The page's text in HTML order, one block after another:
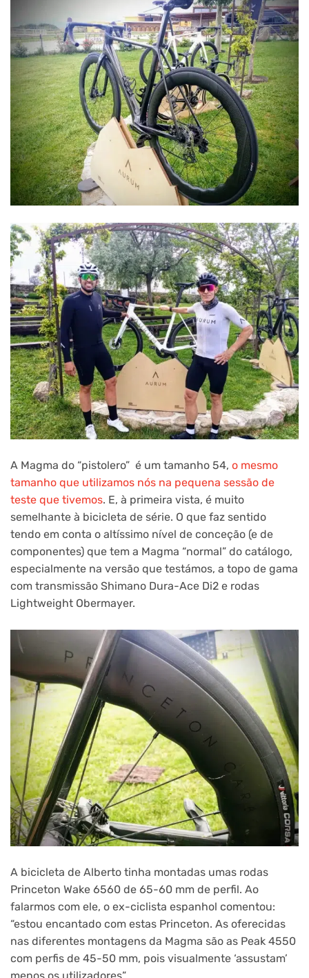
A Magma do “pistolero” é um tamanho 54, o mesmo
tamanho que utilizamos nós na pequena sessão de
teste que tivemos. E, à primeira vista, é muito
semelhante à bicicleta de série. O que faz sentido
tendo em conta o altíssimo nível de conceção (e de
componentes) que tem a Magma “normal” do catálogo,
especialmente na versão que testámos, a topo de gama
com transmissão Shimano Dura-Ace Di2 e rodas
Lightweight Obermayer.
A bicicleta de Alberto tinha montadas umas rodas
Princeton Wake 6560 de 65-60 mm de perfil. Ao
falarmos com ele, o ex-ciclista espanhol comentou:
“estou encantado com estas Princeton. As oferecidas
nas diferentes montagens da Magma são as Peak 4550
com perfis de 45-50 mm, pois visualmente ‘assustam’